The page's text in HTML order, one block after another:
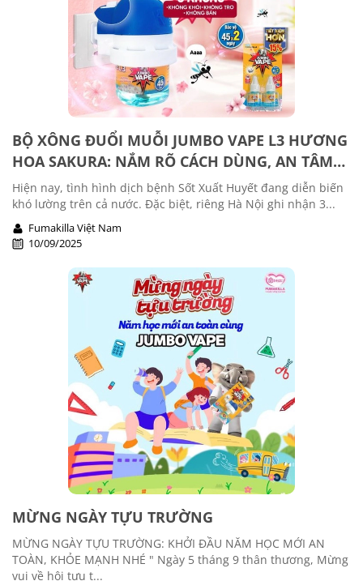
BỘ XÔNG ĐUỔI MUỖI JUMBO VAPE L3 HƯƠNG
HOA SAKURA: NẮM RÕ CÁCH DÙNG, AN TÂM
SỬ DỤNG
Hiện nay, tình hình dịch bệnh Sốt Xuất Huyết đang diễn biến
khó lường trên cả nước. Đặc biệt, riêng Hà Nội ghi nhận 3...
Fumakilla Việt Nam
10/09/2025
MỪNG NGÀY TỰU TRƯỜNG
MỪNG NGÀY TỰU TRƯỜNG: KHỞI ĐẦU NĂM HỌC MỚI AN
TOÀN, KHỎE MẠNH NHÉ " Ngày 5 tháng 9 thân thương, Mừng
vui về hội tựu t...